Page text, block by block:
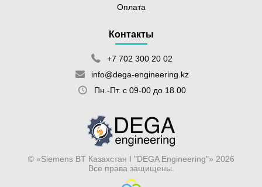
© «Siemens BT Казахстан I "DEGA Engineering"» 2026
Все права защищены.
Оплата
Контакты
+7 702 300 20 02
info@dega-engineering.kz
Пн.-Пт. с 09-00 до 18.00